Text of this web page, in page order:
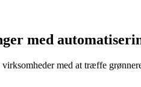
med
med at træffe